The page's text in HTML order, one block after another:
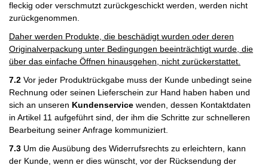
fleckig oder verschmutzt zurückgeschickt werden, werden nicht
zurückgenommen.
Daher werden Produkte, die beschädigt wurden oder deren
Originalverpackung unter Bedingungen beeinträchtigt wurde, die
über das einfache Öffnen hinausgehen, nicht zurückerstattet.
7.2 Vor jeder Produktrückgabe muss der Kunde unbedingt seine
Rechnung oder seinen Lieferschein zur Hand haben haben und
sich an unseren Kundenservice wenden, dessen Kontaktdaten
in Artikel 11 aufgeführt sind, der ihm die Schritte zur schnelleren
Bearbeitung seiner Anfrage kommuniziert.
7.3 Um die Ausübung des Widerrufsrechts zu erleichtern, kann
der Kunde, wenn er dies wünscht, vor der Rücksendung der